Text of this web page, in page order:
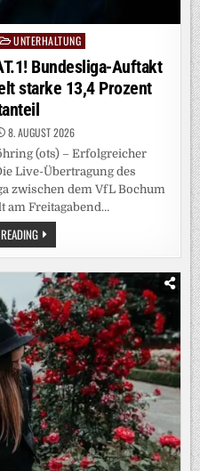
UNTERHALTUNG
Bundesliga-Auftakt
starke 13,4 Prozent
8. AUGUST 2026
(ots) – Erfolgreicher
Live-Übertragung des
zwischen dem VfL Bochum
am Freitagabend…
PRIME-
TIME-
SIEG
FÜR
SAT.1!
BUNDESLIGA-
AUFTAKT
BOCHUM
–
HERTHA
ERZIELT
STARKE
13,4
PROZENT
MARKTANTEIL